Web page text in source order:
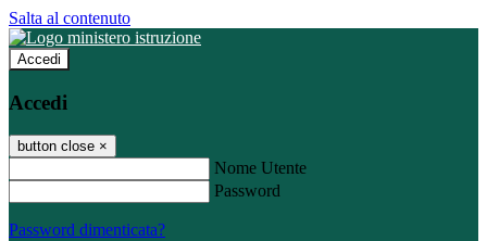
Salta al contenuto
Accedi
Accedi
button close ×
Nome Utente
Password
Password dimenticata?